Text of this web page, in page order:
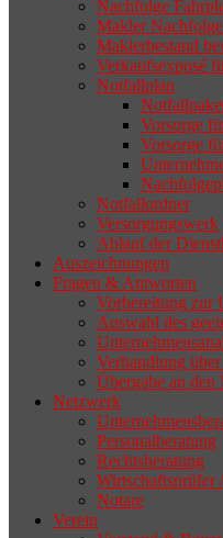
Nachfolge
Makler
Maklerbestand
Verkaufsexposé
Notfallplan
Vorsorge
Vorsorge
Notfallordner
Versorgungswerk
Ablauf der
Auszeichnungen
Fragen & Antworten
Vorbereitung zur
Auswahl des
Verhandlung
Übergabe an den
Netzwerk
Personalberatung
Rechtsberatung
Wirtschaftsprüfer
Notare
Verein